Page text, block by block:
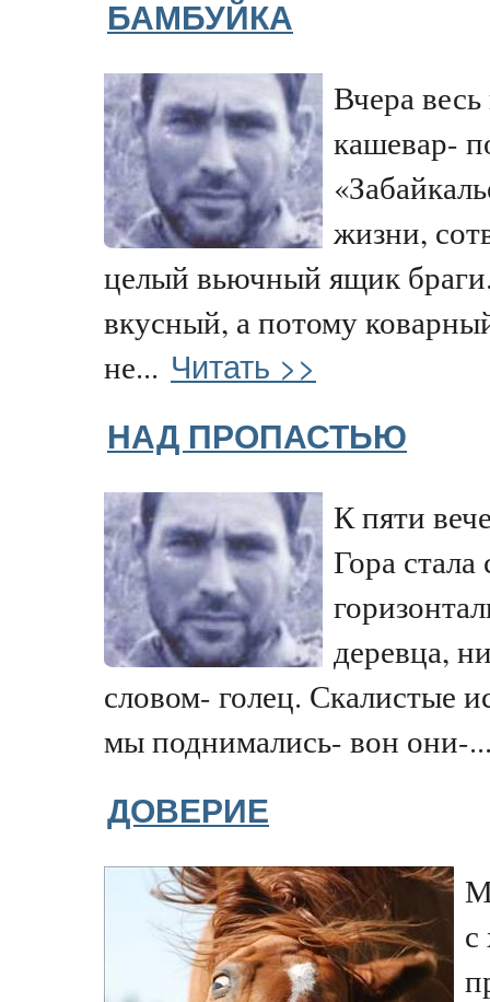
БАМБУЙКА
Вчера
кашевар-
жизни,
целый вьючный ящик
вкусный, а потому
не... Читать >>
НАД ПРОПАСТЬЮ
К пяти
Гора
деревца,
словом- голец. Скалистые
мы поднимались- вон они-
ДОВЕРИЕ
с